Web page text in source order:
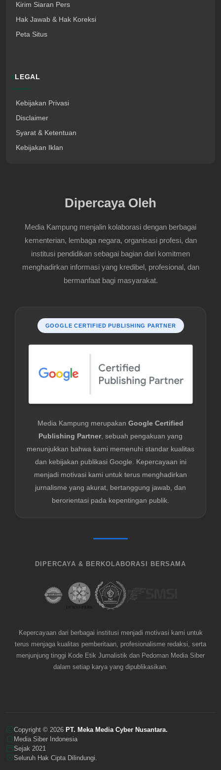
Kirim Siaran Pers
Hak Jawab & Hak Koreksi
Peta Situs
LEGAL
Kebijakan Privasi
Disclaimer
Syarat & Ketentuan
Kebijakan Iklan
Dipercaya Oleh
Media Kampung menjalin kolaborasi dengan berbagai
kementerian, lembaga negara, organisasi profesi, dan
institusi pendidikan sebagai bagian dari komitmen
menghadirkan informasi yang kredibel, profesional, dan
bermanfaat bagi masyarakat.
GOOGLE CERTIFIED PUBLISHING PARTNER
Media Kampung merupakan Google Certified
Publishing Partner, sebuah pengakuan yang
menunjukkan bahwa kami memenuhi standar kualitas
dan kebijakan publikasi Google. Kepercayaan ini
menjadi motivasi kami untuk terus menghadirkan
jurnalisme yang akurat, bertanggung jawab, dan
berorientasi pada kepentingan publik.
DIPERCAYA & BERKOLABORASI BERSAMA
Kepercayaan dari berbagai institusi menjadi motivasi kami untuk
terus menjaga kualitas pemberitaan, profesionalisme redaksi, serta
menjunjung tinggi Kode Etik Jurnalistik dan Pedoman Media Siber
dalam setiap karya yang dipublikasikan.
Copyright © 2026 PT. Meka Media Cyber Nusantara.
Media Siber Indonesia
Sejak 2021
Seluruh Hak Cipta Dilindungi.